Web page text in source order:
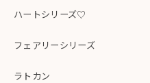
ハートシリーズ♡
フェアリーシリーズ
ラトカン